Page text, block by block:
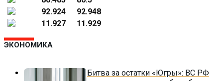
92.924
92.948
11.927
11.929
ЭКОНОМИКА
Битва за остатки «Югры»: ВС РФ